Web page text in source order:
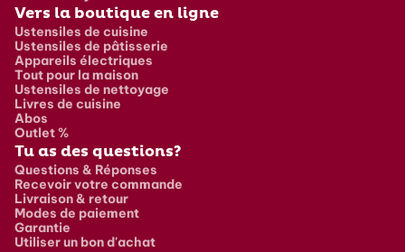
Vers la boutique en ligne
Ustensiles de cuisine
Ustensiles de pâtisserie
Appareils électriques
Tout pour la maison
Ustensiles de nettoyage
Livres de cuisine
Abos
Outlet %
Tu as des questions?
Questions & Réponses
Recevoir votre commande
Livraison & retour
Modes de paiement
Garantie
Utiliser un bon d'achat